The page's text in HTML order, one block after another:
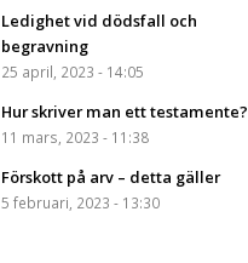
Ledighet vid dödsfall och
begravning
25 april, 2023 - 14:05
Hur skriver man ett testamente?
11 mars, 2023 - 11:38
Förskott på arv – detta gäller
5 februari, 2023 - 13:30